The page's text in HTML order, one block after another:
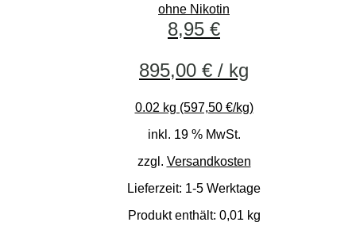
ohne Nikotin
8,95 €
895,00 € / kg
0.02 kg (597,50 €/kg)
inkl. 19 % MwSt.
zzgl. Versandkosten
Lieferzeit: 1-5 Werktage
Produkt enthält: 0,01 kg